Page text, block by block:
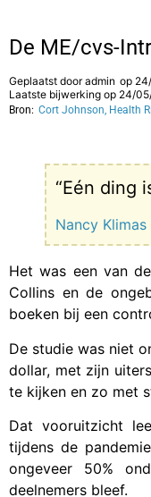
De ME/cvs-
Geplaatst dooradmin op
Laatste bijwerking op 24/
Bron: Cort Johnson, Health
“Eén ding
Nancy Klimas
Het was een van
Collins en de
boeken bij een
De studie was niet
dollar, met zijn
te kijken en zo met
Dat vooruitzicht
tijdens de
ongeveer 50%
deelnemers bleef.